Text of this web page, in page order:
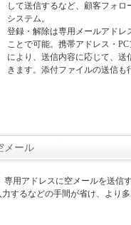
して送信するなど、顧客フォロ
システム。
登録・解除は専用メールアドレ
ことで可能。携帯アドレス・
により、送信内容に応じて、送
きます。添付ファイルの送信も
メール
用アドレスに空メールを送信
するなどの手間が省け、より